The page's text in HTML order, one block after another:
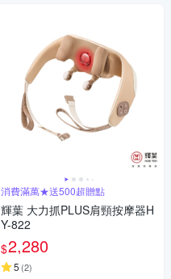
消費滿萬★送500超贈點
輝葉 大力抓PLUS肩頸按摩器H
Y-822
$2,280
5 (2)